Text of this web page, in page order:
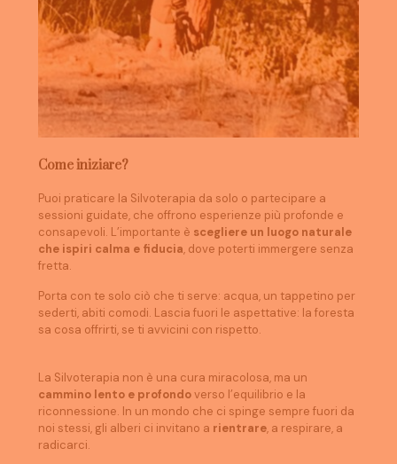
Come iniziare?
Puoi praticare la Silvoterapia da solo o partecipare a
sessioni guidate, che offrono esperienze più profonde e
consapevoli. L’importante è scegliere un luogo naturale
che ispiri calma e fiducia, dove poterti immergere senza
fretta.
Porta con te solo ciò che ti serve: acqua, un tappetino per
sederti, abiti comodi. Lascia fuori le aspettative: la foresta
sa cosa offrirti, se ti avvicini con rispetto.
La Silvoterapia non è una cura miracolosa, ma un
cammino lento e profondoverso l’equilibrio e la
riconnessione. In un mondo che ci spinge sempre fuori da
noi stessi, gli alberi ci invitano a rientrare, a respirare, a
radicarci.